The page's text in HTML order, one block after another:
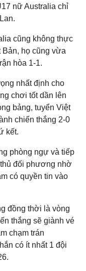
nữ Australia chỉ
cũng không thực
Bản, họ cũng vừa
hòa 1-1.
nhất định cho
chơi tốt dần lên
bảng, tuyển Việt
chiến thắng 2-0
kết.
phòng ngự và tiếp
đối phương nhờ
có quyền tin vào
đồng thời là vòng
thắng sẽ giành vé
chạm trán
có ít nhất 1 đội